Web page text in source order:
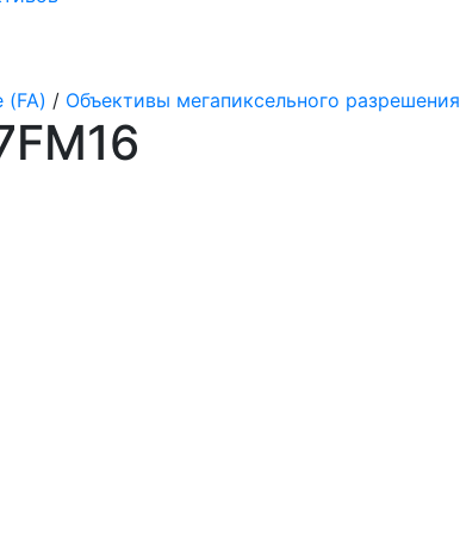
(FA) / Объективы мегапиксельного разрешения